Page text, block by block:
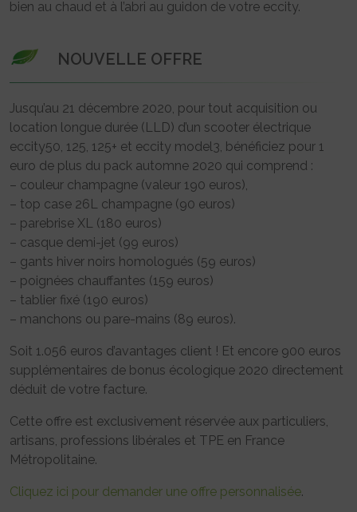
bien au chaud et à l’abri au guidon de votre eccity.
NOUVELLE OFFRE
Jusqu’au 21 décembre 2020, pour tout acquisition ou
location longue durée (LLD) d’un scooter électrique
eccity50, 125, 125+ et eccity model3, bénéficiez pour 1
euro de plus du pack automne 2020 qui comprend :
– couleur champagne (valeur 190 euros),
– top case 26L champagne (90 euros)
– parebrise XL (180 euros)
– casque demi-jet (99 euros)
– gants hiver noirs homologués (59 euros)
– poignées chauffantes (159 euros)
– tablier fixé (190 euros)
– manchons ou pare-mains (89 euros).
Soit 1.056 euros d’avantages client ! Et encore 900 euros
supplémentaires de bonus écologique 2020 directement
déduit de votre facture.
Cette offre est exclusivement réservée aux particuliers,
artisans, professions libérales et TPE en France
Métropolitaine.
Cliquez ici pour demander une offre personnalisée.